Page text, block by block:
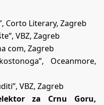
Corto Literary, Zagreb
VBZ, Zagreb
com, Zagreb
Oceanmore,
VBZ, Zagreb
za Crnu Goru,